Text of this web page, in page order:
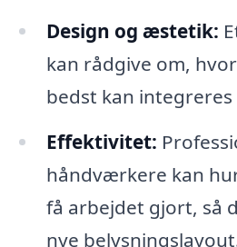
Design og æstetik:
kan rådgive om,
bedst kan
Effektivitet:
håndværkere kan
få arbejdet gjort, så
nye